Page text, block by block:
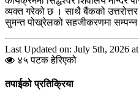
व्यक्त गरेको छ । साथै बैंकको
सुमन्त पोख्रेलको सहजीकरणमा सम्पन्न
Last Updated on: July 5th, 2026
४५ पटक हेरिएको
तपाईको प्रतिक्रिया